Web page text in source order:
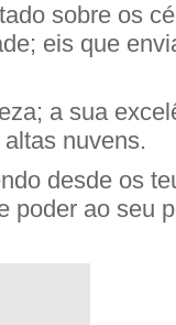
sobre os
eis que
a sua
nuvens.
desde os
poder ao seu